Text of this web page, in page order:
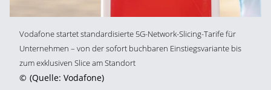
Vodafone startet standardisierte 5G-Network-Slicing-Tarife für
Unternehmen – von der sofort buchbaren Einstiegsvariante bis
zum exklusiven Slice am Standort
© (Quelle: Vodafone)